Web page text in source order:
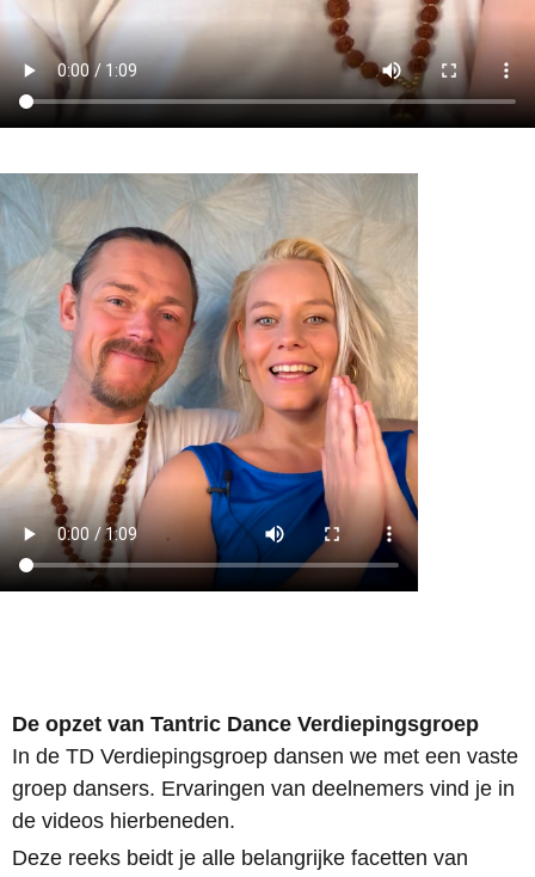
De opzet van Tantric Dance Verdiepingsgroep
In de TD Verdiepingsgroep dansen we met een vaste
groep dansers. Ervaringen van deelnemers vind je in
de videos hierbeneden.
Deze reeks beidt je alle belangrijke facetten van